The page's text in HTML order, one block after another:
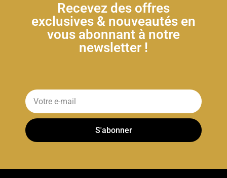
Recevez des offres
exclusives & nouveautés en
vous abonnant à notre
newsletter !
S'abonner